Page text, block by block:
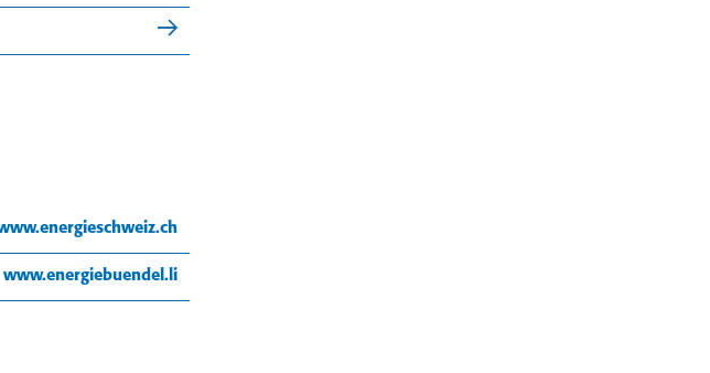
www.energiebuendel.li